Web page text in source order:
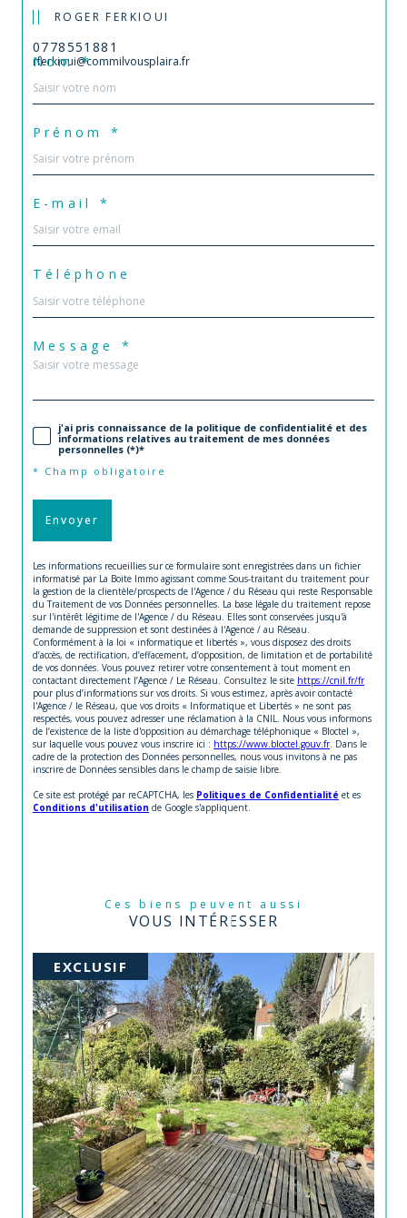
ROGER FERKIOUI
0778551881
rferkioui@commilvousplaira.fr
Nom *
Prénom *
E-mail *
Téléphone
Message *
j'ai pris connaissance de la politique de confidentialité et des
informations relatives au traitement de mes données
personnelles (*)*
* Champ obligatoire
Envoyer
Les informations recueillies sur ce formulaire sont enregistrées dans un fichier
informatisé par La Boite Immo agissant comme Sous-traitant du traitement pour
la gestion de la clientèle/prospects de l'Agence / du Réseau qui reste Responsable
du Traitement de vos Données personnelles. La base légale du traitement repose
sur l'intérêt légitime de l'Agence / du Réseau. Elles sont conservées jusqu'à
demande de suppression et sont destinées à l'Agence / au Réseau.
Conformément à la loi « informatique et libertés », vous disposez des droits
d’accès, de rectification, d’effacement, d’opposition, de limitation et de portabilité
de vos données. Vous pouvez retirer votre consentement à tout moment en
contactant directement l’Agence / Le Réseau. Consultez le site https://cnil.fr/fr
pour plus d’informations sur vos droits. Si vous estimez, après avoir contacté
l'Agence / le Réseau, que vos droits « Informatique et Libertés » ne sont pas
respectés, vous pouvez adresser une réclamation à la CNIL. Nous vous informons
de l’existence de la liste d'opposition au démarchage téléphonique « Bloctel »,
sur laquelle vous pouvez vous inscrire ici : https://www.bloctel.gouv.fr. Dans le
cadre de la protection des Données personnelles, nous vous invitons à ne pas
inscrire de Données sensibles dans le champ de saisie libre.
Ce site est protégé par reCAPTCHA, les Politiques de Confidentialité et es
Conditions d'utilisation de Google s'appliquent.
Ces biens peuvent aussi
VOUS INTÉRESSER
EXCLUSIF